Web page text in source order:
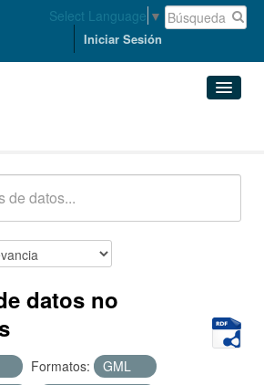
Select Language ▼
Iniciar Sesión
datos no
Formatos:
GML